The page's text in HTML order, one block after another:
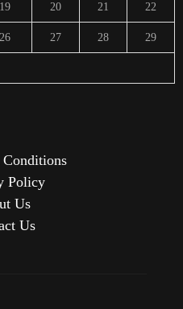
19 20 21 22
26 27 28 29
Conditions
Policy
Us
Us